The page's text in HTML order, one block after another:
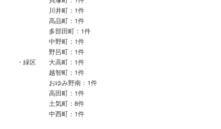
川井町：1件
高品町：1件
多部田町：1件
中野町：1件
野呂町：1件
・緑区 大高町：1件
越智町：1件
おゆみ野南：1件
高田町：1件
土気町：8件
中西町：1件